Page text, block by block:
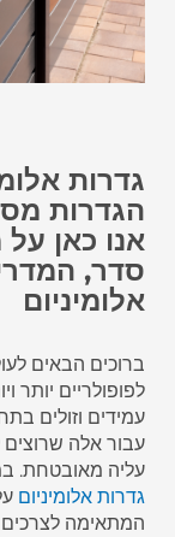
גדרות
הגדרות
אנו כאן
סדר,
אלומיניום
ברוכים הבאים
לפופולריים יותר
עמידים וזולים
עבור אלה
עליה מאובטחת.
גדרות אלומיניום
המתאימה